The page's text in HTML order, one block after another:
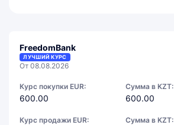
FreedomBank
ЛУЧШИЙ КУРС
От 08.08.2026
Курс покупки EUR:
600.00
Сумма в KZT:
600.00
Курс продажи EUR: Сумма в KZT: